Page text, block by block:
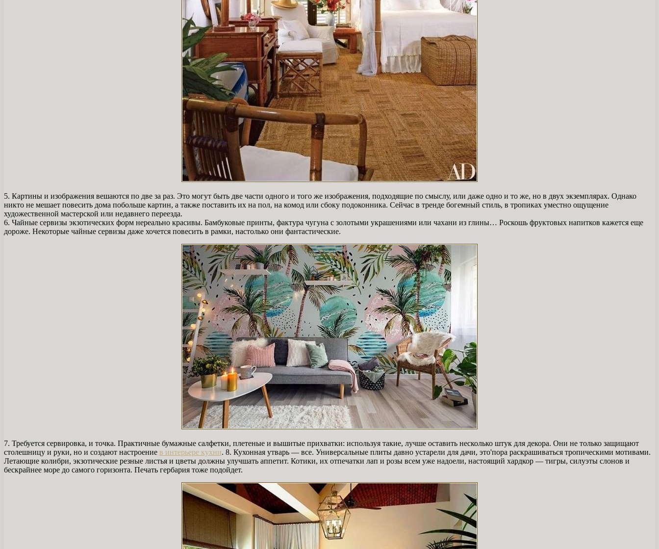
5. Картины и изображения вешаются по две за раз. Это могут быть две части одного и того же изображения, подходящие по смыслу, или даже одно и то же, но в двух экземплярах. Однако
никто не мешает повесить дома побольше картин, а также поставить их на пол, на комод или сбоку подоконника. Сейчас в тренде богемный стиль, в тропиках уместно ощущение
художественной мастерской или недавнего переезда.
6. Чайные сервизы экзотических форм нереально красивы. Бамбуковые принты, фактура чугуна с золотыми украшениями или чахани из глины… Роскошь фруктовых напитков кажется еще
дороже. Некоторые чайные сервизы даже хочется повесить в рамки, настолько они фантастические.
7. Требуется сервировка, и точка. Практичные бумажные салфетки, плетеные и вышитые прихватки: используя такие, лучше оставить несколько штук для декора. Они не только защищают
столешницу и руки, но и создают настроение в интерьере кухни. 8. Кухонная утварь — все. Универсальные плиты давно устарели для дачи, это'пора раскрашиваться тропическими мотивами.
Летающие колибри, экзотические резные листья и цветы должны улучшать аппетит. Котики, их отпечатки лап и розы всем уже надоели, настоящий хардкор — тигры, силуэты слонов и
бескрайнее море до самого горизонта. Печать гербария тоже подойдет.